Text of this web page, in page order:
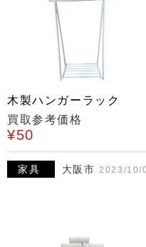
木製ハンガーラック
買取参考価格
¥50
家具 大阪市 2023/10/